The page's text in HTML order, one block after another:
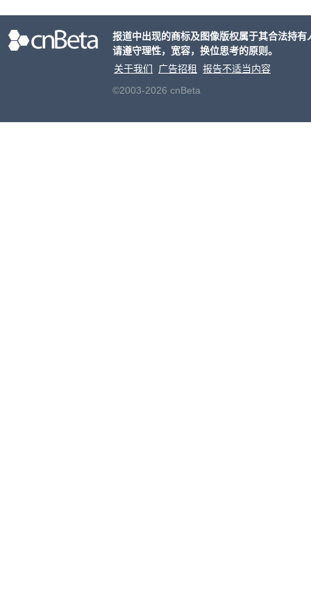
报道中出现的商标及图像版权属于其合法持
请遵守理性，宽容，换位思考的原则。
关于我们
广告招租
报告不适当内容
©2003-2026 cnBeta